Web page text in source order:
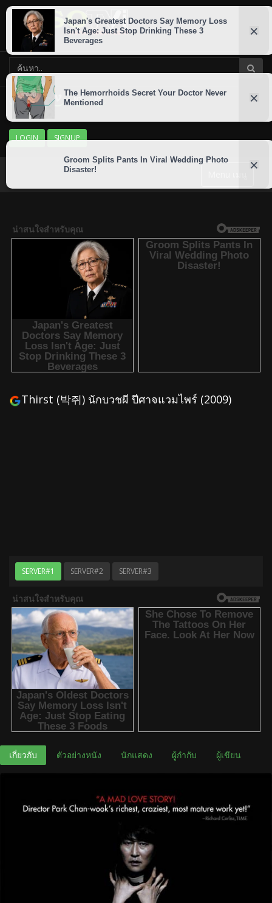
LOGIN SIGNUP
Thirst (박쥐) นักบวชผี ปีศาจแวมไพร์ (2009)
SERVER#1 SERVER#2 SERVER#3
เกี่ยวกับ ตัวอย่างหนัง นักแสดง ผู้กำกับ ผู้เขียน